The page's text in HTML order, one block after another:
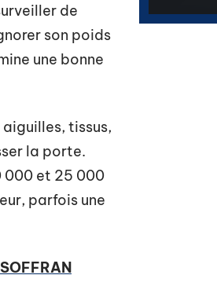
de
son poids
une bonne
tissus,
la porte.
000 et 25 000
parfois une